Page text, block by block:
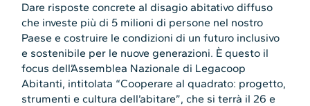
Dare risposte concrete al disagio abitativo diffuso
che investe più di 5 milioni di persone nel nostro
Paese e costruire le condizioni di un futuro inclusivo
e sostenibile per le nuove generazioni. È questo il
focus dell’Assemblea Nazionale di Legacoop
Abitanti, intitolata “Cooperare al quadrato: progetto,
strumenti e cultura dell’abitare”, che si terrà il 26 e